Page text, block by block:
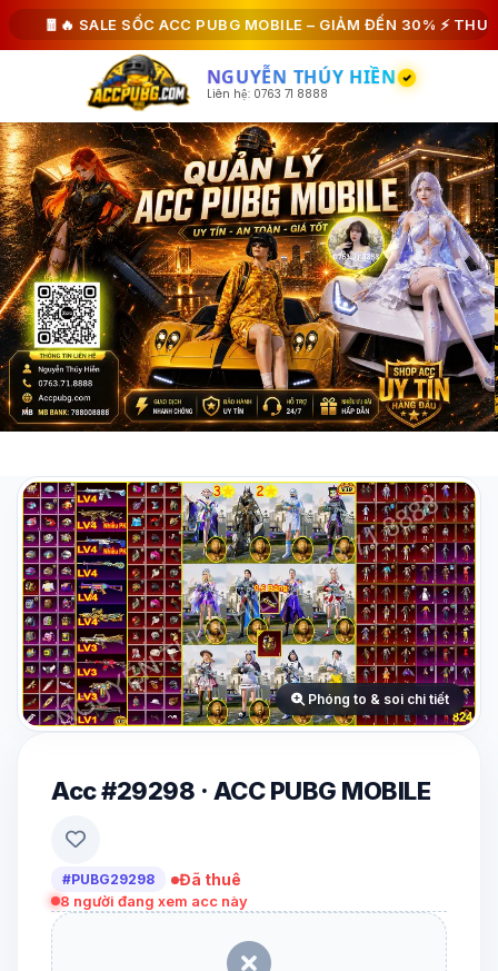
🧧🔥 SALE SỐC ACC PUBG MOBILE – GIẢM ĐẾN 30% ⚡ THUÊ
NGUYỄN THÚY HIỀN
Liên hệ: 0763 71 8888
Phóng to & soi chi tiết
Acc #29298 · ACC PUBG MOBILE
#PUBG29298 Đã thuê
8 người đang xem acc này
#27765
#21030
#79449
#71425